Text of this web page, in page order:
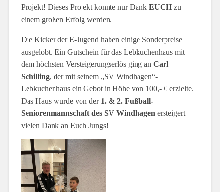
Projekt! Dieses Projekt konnte nur Dank EUCHzu
einem großen Erfolg werden.
Die Kicker der E-Jugend haben einige Sonderpreise
ausgelobt. Ein Gutschein für das Lebkuchenhaus mit
dem höchsten Versteigerungserlös ging an Carl
Schilling, der mit seinem „SV Windhagen“-
Lebkuchenhaus ein Gebot in Höhe von 100,- € erzielte.
Das Haus wurde von der 1. & 2. Fußball-
Seniorenmannschaft des SV Windhagen ersteigert –
vielen Dank an Euch Jungs!